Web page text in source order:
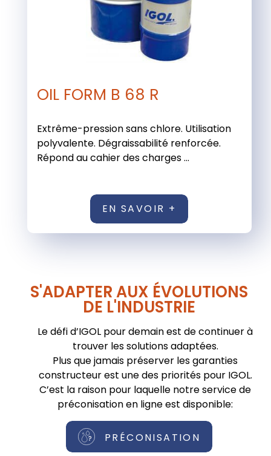
OIL FORM B 68 R
Extrême-pression sans chlore. Utilisation
polyvalente. Dégraissabilité renforcée.
Répond au cahier des charges ...
EN SAVOIR +
S'ADAPTER AUX ÉVOLUTIONS
DE L'INDUSTRIE
Le défi d’IGOL pour demain est de continuer à
trouver les solutions adaptées.
Plus que jamais préserver les garanties
constructeur est une des priorités pour IGOL.
C’est la raison pour laquelle notre service de
préconisation en ligne est disponible:
PRÉCONISATION